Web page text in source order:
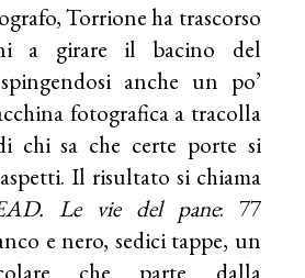
Torrione ha trascorso
a girare il bacino del
anche un po’
fotografica a tracolla
chi sa che certe porte si
Il risultato si chiama
Le vie del pane: 77
e nero, sedici tappe, un
che parte dalla